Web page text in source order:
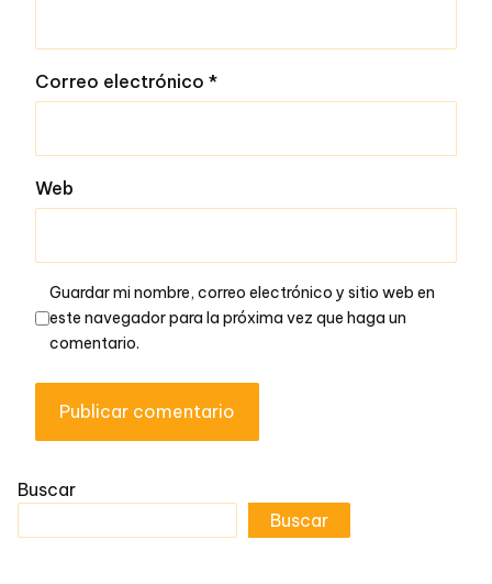
Correo electrónico *
Web
Guardar mi nombre, correo electrónico y sitio web en
este navegador para la próxima vez que haga un
comentario.
Buscar
Buscar